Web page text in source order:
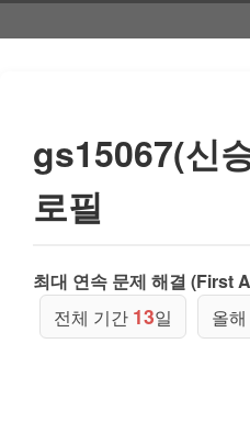
gs15067(신
로필
최대 연속 문제 해결 (First
전체 기간 13일 올해